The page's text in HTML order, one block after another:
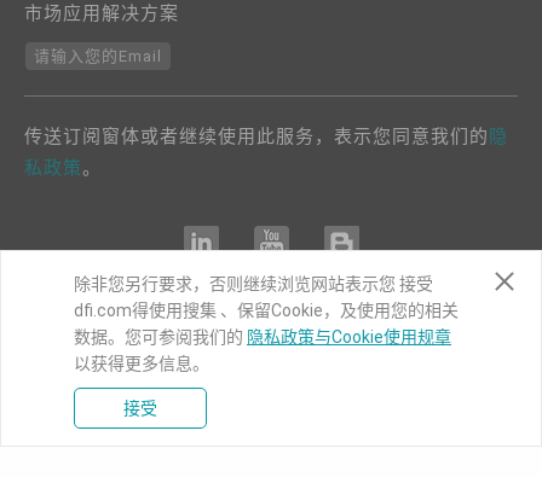
市场应用解决方案
请输入您的Email
传送订阅窗体或者继续使用此服务，表示您同意我们的 隐
私政策。
COPYRIGHT©DFI2024. ALL RIGHTS RESERVED.
|隐私权政策
除非您另行要求，否则继续浏览网站表示您 接受
dfi.com得使用搜集 、保留Cookie，及使用您的相关
数据。您可参阅我们的 隐私政策与Cookie使用规章
以获得更多信息。
接受